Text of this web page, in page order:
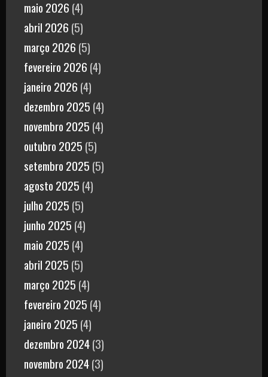
maio 2026 (4)
abril 2026 (5)
março 2026 (5)
fevereiro 2026 (4)
janeiro 2026 (4)
dezembro 2025 (4)
novembro 2025 (4)
outubro 2025 (5)
setembro 2025 (5)
agosto 2025 (4)
julho 2025 (5)
junho 2025 (4)
maio 2025 (4)
abril 2025 (5)
março 2025 (4)
fevereiro 2025 (4)
janeiro 2025 (4)
dezembro 2024(3)
novembro 2024(3)